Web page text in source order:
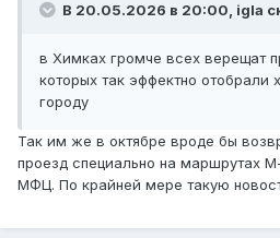
В 20.05.2026 в 20:00, igla
в Химках громче всех верещат
которых так эффектно отобрали
городу
Так им же в октябре вроде бы
проезд специально на маршрутах
МФЦ. По крайней мере такую